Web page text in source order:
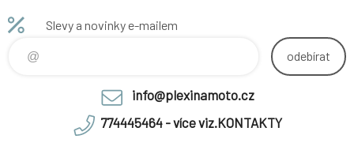
Slevy a novinky e-mailem
odebírat
info@plexinamoto.cz
774445464 - více viz.KONTAKTY